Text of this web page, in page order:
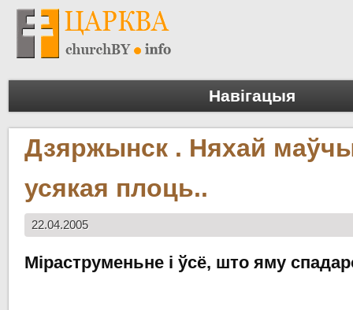
Навігацыя
Дзяржынск . Няхай
усякая плоць..
22.04.2005
Міраструменьне і ўсё, што яму